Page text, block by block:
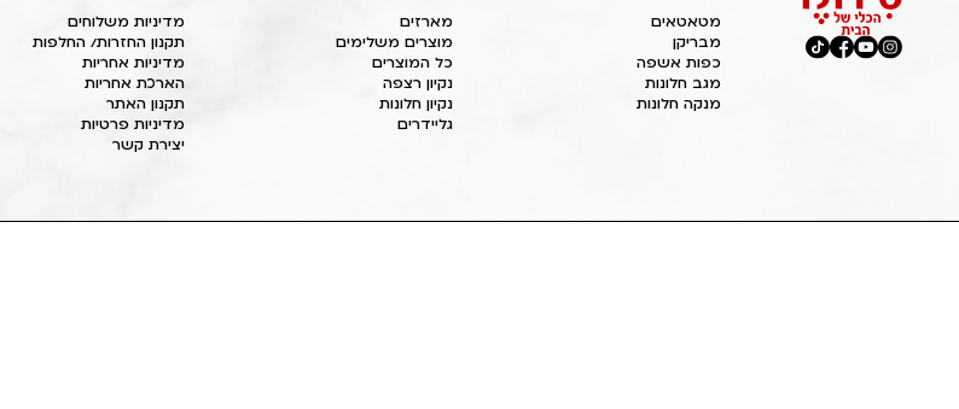
מטאטאים
מבריקן
כפות אשפה
מגב חלונות
מנקה חלונות
מארזים
מוצרים משלימים
כל המוצרים
נקיון רצפה
נקיון חלונות
גליידרים
מדיניות משלוחים
תקנון החזרות/ החלפות
מדיניות אחריות
הארכת אחריות
תקנון האתר
מדיניות פרטיות
יצירת קשר